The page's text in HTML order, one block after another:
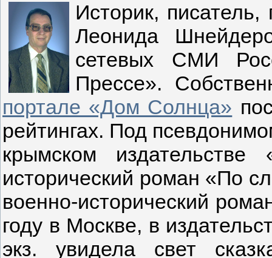
Историк,
Леонида
сетевых СМИ
Прессе».
портале «Дом Солнца»
рейтингах. Под
крымском издательстве
исторический роман «По
военно-исторический
году в Москве, в
экз. увидела свет